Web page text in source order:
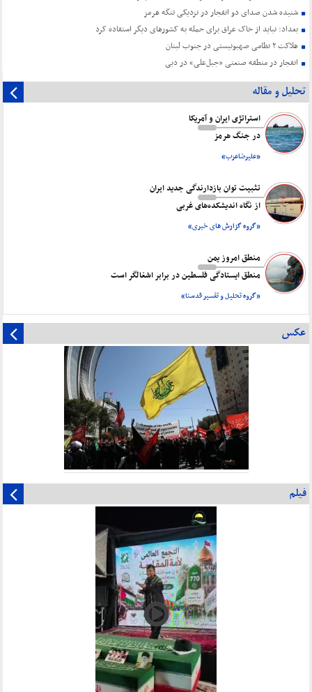
شنیده شدن صدای دو انفجار در نزدیکی تنگه هرمز
بغداد: نباید از خاک عراق برای حمله به کشورهای دیگر استفاده کرد
هلاکت ۲ نظامی صهیونیستی در جنوب لبنان
انفجار در منطقه صنعتی «جبل‌علی» در دبی
تحلیل و مقاله
استراتژی ایران و آمریکا
در جنگ هرمز
«علیرضاعرب»
تثبیت توان بازدارندگی جدید ایران
از نگاه اندیشکده‌های غربی
«گروه گزارش های خبری»
منطق امروز یمن
منطق ایستادگی فلسطین در برابر اشغالگر است
«گروه تحلیل و تفسیر قدسنا»
عکس
فیلم